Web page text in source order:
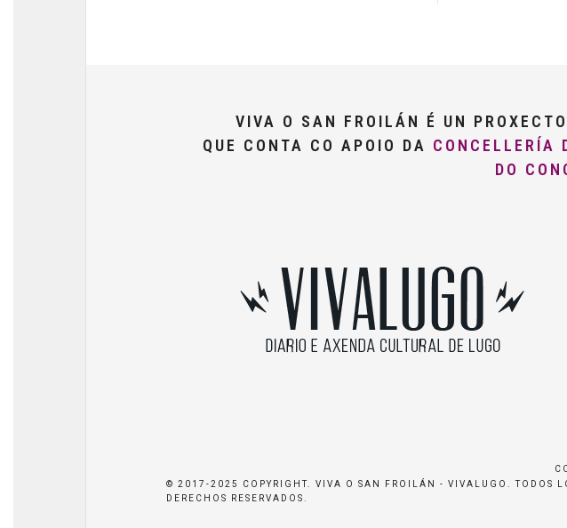
VIVA O SAN FROILÁN É UN
QUE CONTA CO APOIO DA CONCELLERÍA
DO
© 2017-2025 COPYRIGHT. VIVA O SAN FROILÁN - VIVALUGO. TODOS
DERECHOS RESERVADOS.